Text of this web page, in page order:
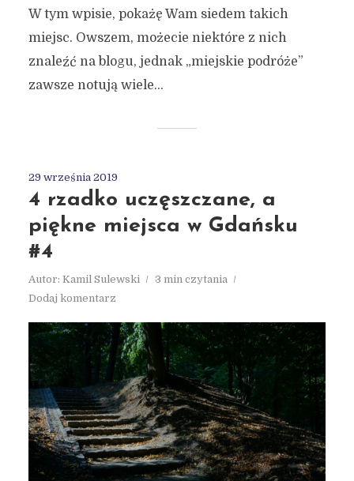
W tym wpisie, pokażę Wam siedem takich
miejsc. Owszem, możecie niektóre z nich
znaleźć na blogu, jednak „miejskie podróże”
zawsze notują wiele...
29 września 2019
4 rzadko uczęszczane, a
piękne miejsca w Gdańsku
#4
Autor: Kamil Sulewski
3 min czytania
Dodaj komentarz